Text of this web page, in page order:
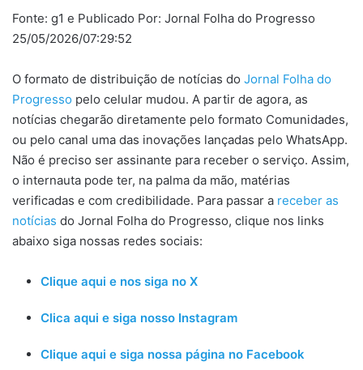
Fonte: g1 e Publicado Por: Jornal Folha do Progresso
25/05/2026/07:29:52
O formato de distribuição de notícias do Jornal Folha do
Progresso pelo celular mudou. A partir de agora, as
notícias chegarão diretamente pelo formato Comunidades,
ou pelo canal uma das inovações lançadas pelo WhatsApp.
Não é preciso ser assinante para receber o serviço. Assim,
o internauta pode ter, na palma da mão, matérias
verificadas e com credibilidade. Para passar a receber as
notícias do Jornal Folha do Progresso, clique nos links
abaixo siga nossas redes sociais:
Clique aqui e nos siga no X
Clica aqui e siga nosso Instagram
Clique aqui e siga nossa página no Facebook